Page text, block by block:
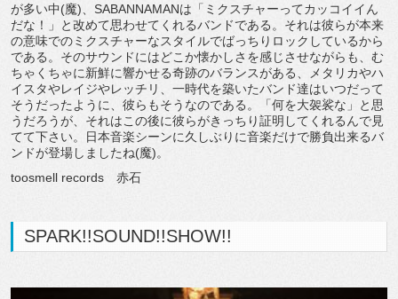
が多い中(魔)、SABANNAMANは「ミクスチャーってカッコイイん
だな！」と改めて思わせてくれるバンドである。それは彼らが本来
の意味でのミクスチャーなスタイルでばっちりロックしているから
である。そのサウンドにはどこか懐かしさを感じさせながらも、む
ちゃくちゃに新鮮に響かせる奇跡のバランスがある、メタリカやハ
イスタやレイジやレッチリ、一時代を築いたバンド達はいつだって
そうだったように、彼らもそうなのである。「何を大袈裟な」と思
うだろうが、それはこの後に彼らがきっちり証明してくれるんで見
てて下さい。日本音楽シーンに久しぶりに音楽だけで勝負出来るバ
ンドが登場しましたね(魔)。
toosmell records 赤石
SPARK!!SOUND!!SHOW!!